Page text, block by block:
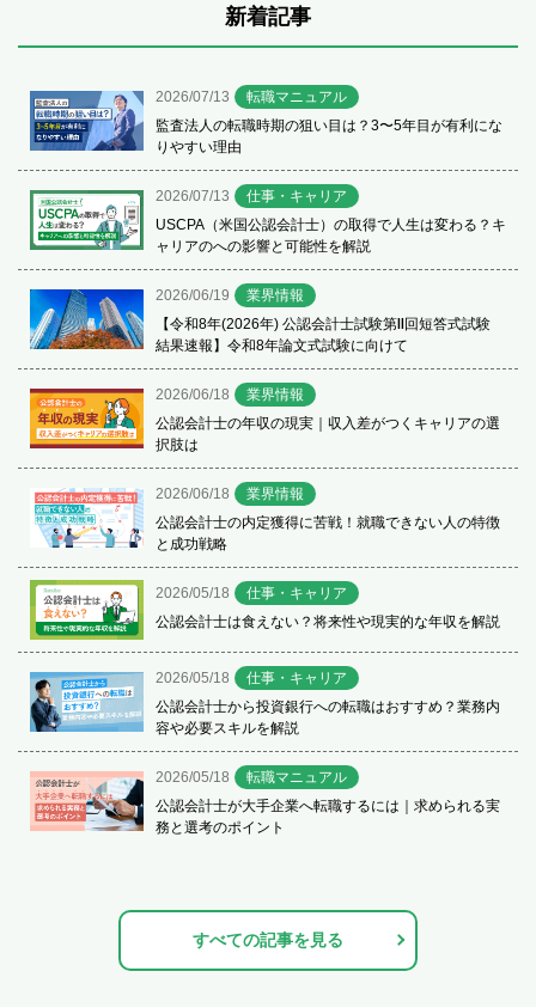
新着記事
2026/07/13
転職マニュアル
監査法人の転職時期の狙い目は？3〜5年目が有利にな
りやすい理由
2026/07/13
仕事・キャリア
USCPA（米国公認会計士）の取得で人生は変わる？キ
ャリアのへの影響と可能性を解説
2026/06/19
業界情報
【令和8年(2026年) 公認会計士試験第Ⅱ回短答式試験
結果速報】令和8年論文式試験に向けて
2026/06/18
業界情報
公認会計士の年収の現実｜収入差がつくキャリアの選
択肢は
2026/06/18
業界情報
公認会計士の内定獲得に苦戦！就職できない人の特徴
と成功戦略
2026/05/18
仕事・キャリア
公認会計士は食えない？将来性や現実的な年収を解説
2026/05/18
仕事・キャリア
公認会計士から投資銀行への転職はおすすめ？業務内
容や必要スキルを解説
2026/05/18
転職マニュアル
公認会計士が大手企業へ転職するには｜求められる実
務と選考のポイント
すべての記事を見る